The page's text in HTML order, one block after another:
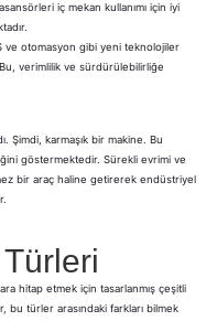
iç mekan kullanımı için iyi
ve otomasyon gibi yeni teknolojiler
Bu, verimlilik ve sürdürülebilirliğe
Şimdi, karmaşık bir makine. Bu
göstermektedir. Sürekli evrimi ve
bir araç haline getirerek endüstriyel
hitap etmek için tasarlanmış çeşitli
türler arasındaki farkları bilmek